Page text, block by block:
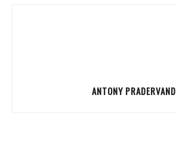
ANTONY PRADERVAND